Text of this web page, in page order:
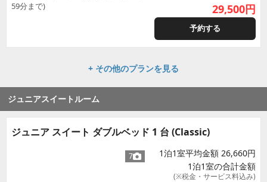
59分まで)
29,500円
予約する
+ その他のプランを見る
ジュニアスイートルーム
ジュニア スイート ダブルベッド 1 台 (Classic)
7
1泊1室平均金額 26,660円
1泊1室の合計金額
(※税金・サービス料込み)